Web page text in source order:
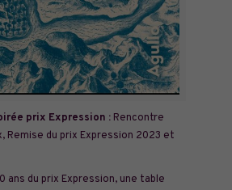
prix Expression : Rencontre
Remise du prix Expression 2023 et
ans du prix Expression, une table